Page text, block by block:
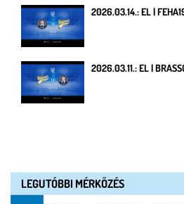
2026.03.14.: EL |
2026.03.11.: EL |
LEGUTÓBBI MÉRKŐZÉS